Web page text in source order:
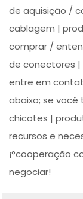
de aquisição /
cablagem |
comprar /
de conectores
entre em
abaixo; se
chicotes |
recursos e
¡°cooperação
negociar!